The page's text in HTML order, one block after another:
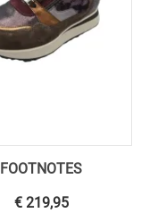
FOOTNOTES
€ 219,95